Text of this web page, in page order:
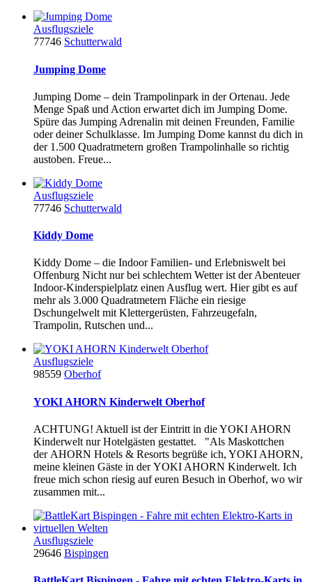
Ausflugsziele
77746 Schutterwald
Jumping Dome
Jumping Dome – dein Trampolinpark in der Ortenau. Jede
Menge Spaß und Action erwartet dich im Jumping Dome.
Spüre das Jumping Adrenalin mit deinen Freunden, Familie
oder deiner Schulklasse. Im Jumping Dome kannst du dich in
der 1.500 Quadratmetern großen Trampolinhalle so richtig
austoben. Freue...
Ausflugsziele
77746 Schutterwald
Kiddy Dome
Kiddy Dome – die Indoor Familien- und Erlebniswelt bei
Offenburg Nicht nur bei schlechtem Wetter ist der Abenteuer
Indoor-Kinderspielplatz einen Ausflug wert. Hier gibt es auf
mehr als 3.000 Quadratmetern Fläche ein riesige
Dschungelwelt mit Klettergerüsten, Fahrzeugefaln,
Trampolin, Rutschen und...
Ausflugsziele
98559 Oberhof
YOKI AHORN Kinderwelt Oberhof
ACHTUNG! Aktuell ist der Eintritt in die YOKI AHORN
Kinderwelt nur Hotelgästen gestattet. "Als Maskottchen
der AHORN Hotels & Resorts begrüße ich, YOKI AHORN,
meine kleinen Gäste in der YOKI AHORN Kinderwelt. Ich
freue mich schon riesig auf euren Besuch in Oberhof, wo wir
zusammen mit...
Ausflugsziele
29646 Bispingen